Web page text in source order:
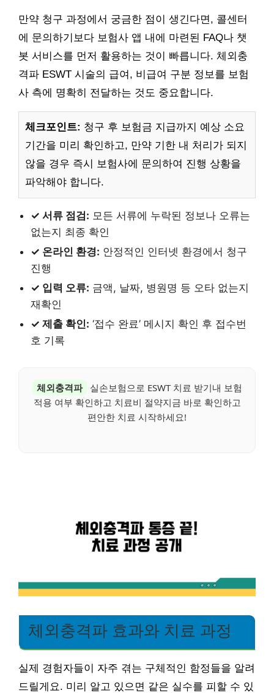
만약 청구 과정에서 궁금한 점이 생긴다면, 콜센터
에 문의하기보다 보험사 앱 내에 마련된 FAQ나 챗
봇 서비스를 먼저 활용하는 것이 빠릅니다. 체외충
격파 ESWT 시술의 급여, 비급여 구분 정보를 보험
사 측에 명확히 전달하는 것도 중요합니다.
체크포인트: 청구 후 보험금 지급까지 예상 소요
기간을 미리 확인하고, 만약 기한 내 처리가 되지
않을 경우 즉시 보험사에 문의하여 진행 상황을
파악해야 합니다.
✓ 서류 점검: 모든 서류에 누락된 정보나 오류는
없는지 최종 확인
✓ 온라인 환경: 안정적인 인터넷 환경에서 청구
진행
✓ 입력 오류: 금액, 날짜, 병원명 등 오타 없는지
재확인
✓ 제출 확인: ‘접수 완료’ 메시지 확인 후 접수번
호 기록
체외충격파
실손보험으로 ESWT 치료 받기내 보험
적용 여부 확인하고 치료비 절약지금 바로 확인하고
편안한 치료 시작하세요!
체외충격파 효과와 치료 과정
실제 경험자들이 자주 겪는 구체적인 함정들을 알려
드릴게요. 미리 알고 있으면 같은 실수를 피할 수 있